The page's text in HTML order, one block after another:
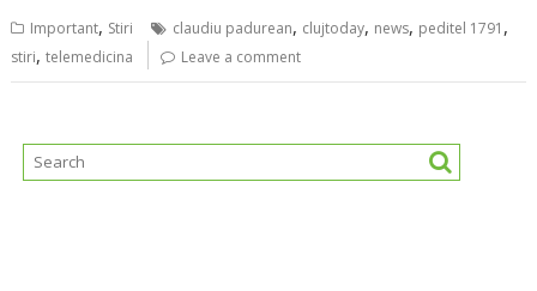
Important, Stiri claudiu padurean, clujtoday, news, peditel 1791 ,
stiri,telemedicina Leave a comment